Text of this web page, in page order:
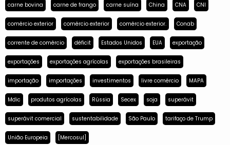
carne bovina carne de frango carne suína China CNA CNI
comércio exterior comércio exterior comércio exterior. Conab
corrente de comércio déficit Estados Unidos EUA exportação
exportações exportações agrícolas exportações brasileiras
importação importações investimentos livre comércio MAPA
Mdic produtos agrícolas Rússia Secex soja superávit
superávit comercial sustentabilidade São Paulo tarifaço de Trump
União Europeia [Mercosul]